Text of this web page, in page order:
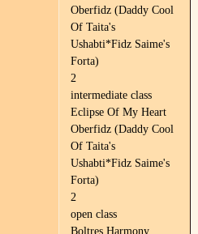
Oberfidz (Daddy Cool
Of Taita's
Ushabti*Fidz Saime's
Forta)
2
intermediate class
Eclipse Of My Heart
Oberfidz (Daddy Cool
Of Taita's
Ushabti*Fidz Saime's
Forta)
2
open class
Boltres Harmony